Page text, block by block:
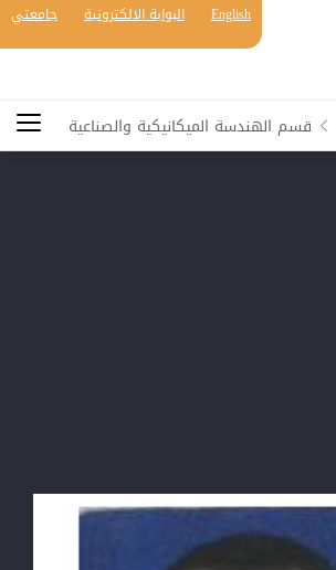
English البوابة الالكترونية جامعتي
قسم الهندسة الميكانيكية والصناعية